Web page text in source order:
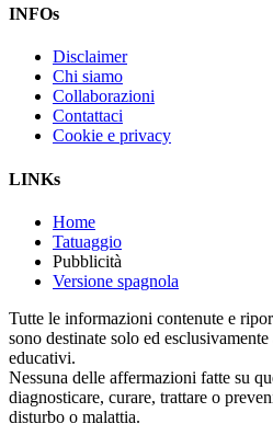
INFOs
Disclaimer
Chi siamo
Collaborazioni
Contattaci
Cookie e privacy
LINKs
Home
Tatuaggio
Pubblicità
Versione spagnola
Tutte le informazioni contenute e
sono destinate solo ed
educativi.
Nessuna delle affermazioni fatte su
diagnosticare, curare, trattare o
disturbo o malattia.